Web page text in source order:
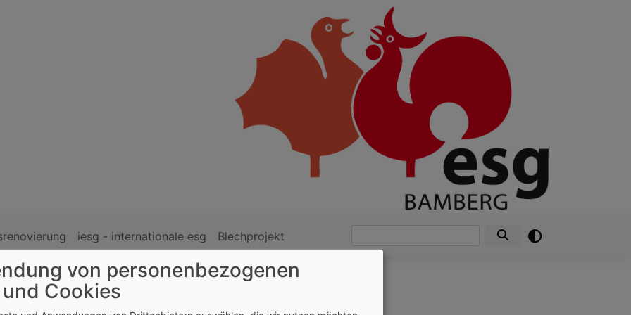
iesg - internationale esg Blechprojekt
UniGottesdienst mit Prof. Dr. Heinrich Bedford-Strohm
von personenbezogenen
Cookies